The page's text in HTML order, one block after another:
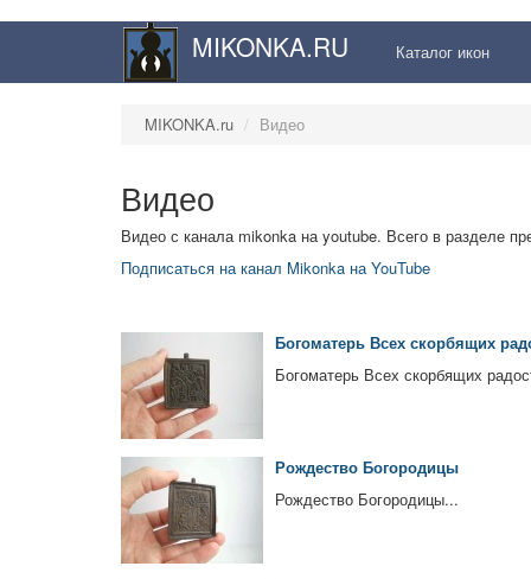
MIKONKA.RU Каталог икон
MIKONKA.ru Видео
Видео
Видео с канала mikonka на youtube. Всего в разделе
Подписаться на канал Mikonka на YouTube
Богоматерь Всех скорбящих
Богоматерь Всех скорбящих
Рождество Богородицы
Рождество Богородицы...